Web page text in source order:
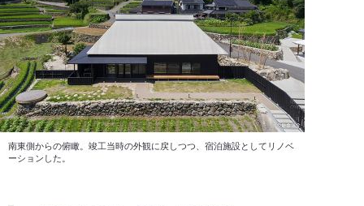
南東側からの俯瞰。竣工当時の外観に戻しつつ、宿泊施設としてリノベ
ーションした。